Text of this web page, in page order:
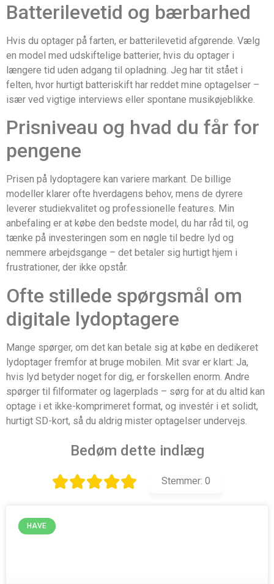
Batterilevetid og bærbarhed
Hvis du optager på farten, er batterilevetid afgørende. Vælg
en model med udskiftelige batterier, hvis du optager i
længere tid uden adgang til opladning. Jeg har tit stået i
felten, hvor hurtigt batteriskift har reddet mine optagelser –
især ved vigtige interviews eller spontane musikøjeblikke.
Prisniveau og hvad du får for
pengene
Prisen på lydoptagere kan variere markant. De billige
modeller klarer ofte hverdagens behov, mens de dyrere
leverer studiekvalitet og professionelle features. Min
anbefaling er at købe den bedste model, du har råd til, og
tænke på investeringen som en nøgle til bedre lyd og
nemmere arbejdsgange – det betaler sig hurtigt hjem i
frustrationer, der ikke opstår.
Ofte stillede spørgsmål om
digitale lydoptagere
Mange spørger, om det kan betale sig at købe en dedikeret
lydoptager fremfor at bruge mobilen. Mit svar er klart: Ja,
hvis lyd betyder noget for dig, er forskellen enorm. Andre
spørger til filformater og lagerplads – sørg for at du altid kan
optage i et ikke-komprimeret format, og investér i et solidt,
hurtigt SD-kort, så du aldrig mister optagelser undervejs.
Bedøm dette indlæg
Stemmer: 0
HAVE